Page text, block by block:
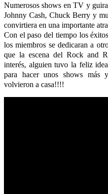
Numerosos shows en TV y
Johnny Cash, Chuck Berry y
convirtiera en una importante
Con el paso del tiempo los
los miembros se dedicaran a
que la escena del Rock and
interés, alguien tuvo la feliz
para hacer unos shows
volvieron a casa!!!!